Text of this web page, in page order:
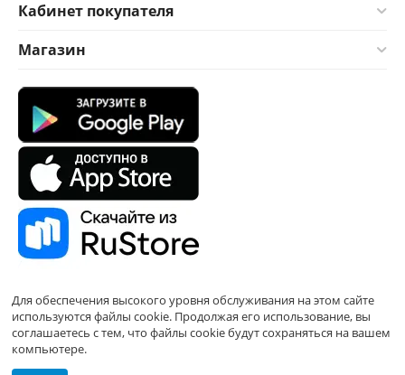
Кабинет покупателя
Магазин
Для обеспечения высокого уровня обслуживания на этом сайте
используются файлы cookie. Продолжая его использование, вы
соглашаетесь с тем, что файлы cookie будут сохраняться на вашем
компьютере.